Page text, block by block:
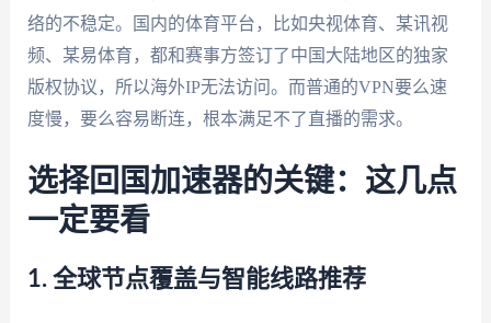
络的不稳定。国内的体育平台，比如央视体育、某讯视
频、某易体育，都和赛事方签订了中国大陆地区的独家
版权协议，所以海外IP无法访问。而普通的VPN要么速
度慢，要么容易断连，根本满足不了直播的需求。
选择回国加速器的关键：这几点
一定要看
1. 全球节点覆盖与智能线路推荐